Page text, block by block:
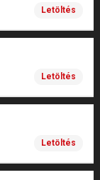
Letöltés
Letöltés
Letöltés